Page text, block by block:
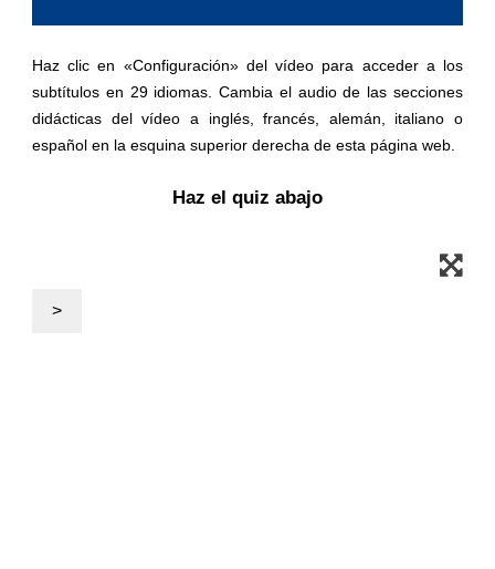
migración e integración
nutrición, salud y bienestar
conocimientos en el sector público
Haz clic en «Configuración» del vídeo para acceder a los
subtítulos en 29 idiomas. Cambia el audio de las secciones
didácticas del vídeo a inglés, francés, alemán, italiano o
español en la esquina superior derecha de esta página web.
Haz el quiz abajo
>